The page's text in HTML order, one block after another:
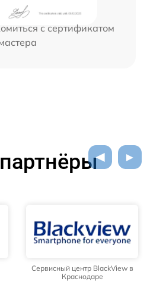
с сертификатом
Сервисный центр BlackView в
Краснодаре